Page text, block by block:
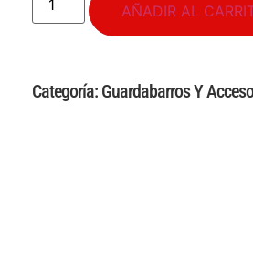
AÑADIR AL
Categoría: Guardabarros Y